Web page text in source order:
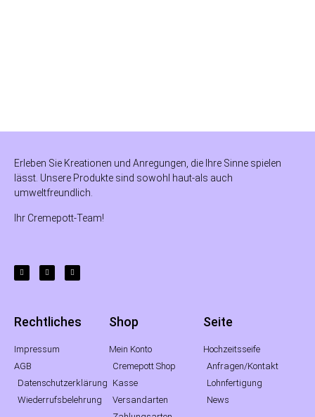
Erleben Sie Kreationen und Anregungen, die Ihre Sinne spielen
lässt. Unsere Produkte sind sowohl haut-als auch
umweltfreundlich.
Ihr Cremepott-Team!
Rechtliches
Impressum
AGB
Datenschutzerklärung
Wiederrufsbelehrung
Shop
Mein Konto
Cremepott Shop
Kasse
Versandarten
Seite
Hochzeitsseife
Anfragen/Kontakt
Lohnfertigung
News